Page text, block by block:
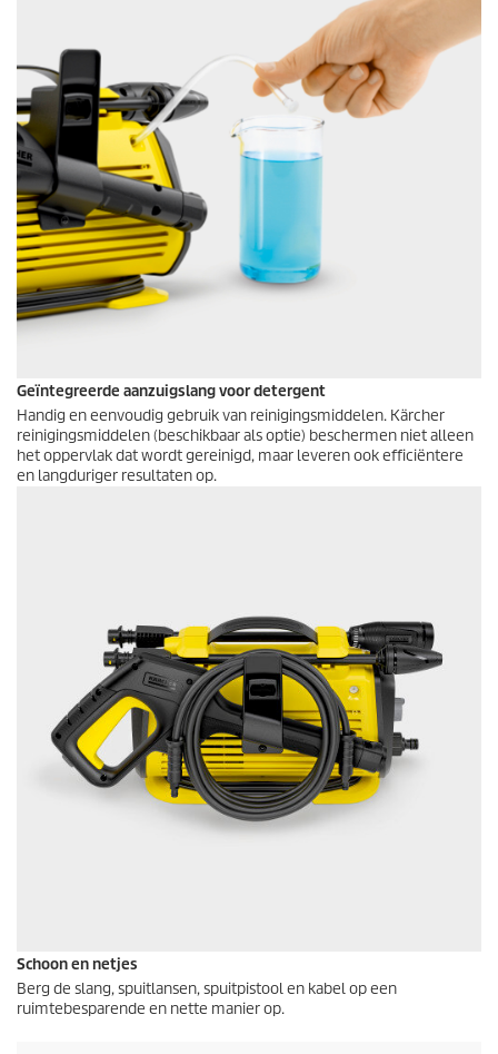
Geïntegreerde aanzuigslang voor detergent
Handig en eenvoudig gebruik van reinigingsmiddelen. Kärcher
reinigingsmiddelen (beschikbaar als optie) beschermen niet alleen
het oppervlak dat wordt gereinigd, maar leveren ook efficiëntere
en langduriger resultaten op.
Schoon en netjes
Berg de slang, spuitlansen, spuitpistool en kabel op een
ruimtebesparende en nette manier op.